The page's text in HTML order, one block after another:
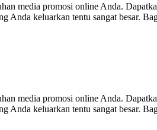
media promosi online Anda.
Anda keluarkan tentu sangat besar.
media promosi online Anda.
Anda keluarkan tentu sangat besar.